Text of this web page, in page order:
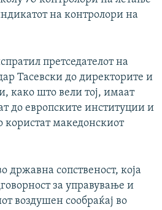
на контролори на
претседателот на
Тасевски до директорите и
како што вели тој, имаат
до европските институции и
македонскиот
сопственост, која
за управување и
воздушен сообраќај во